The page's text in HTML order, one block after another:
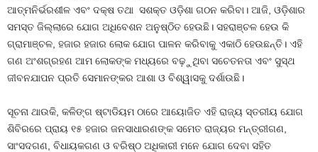
ଆତ୍ମନିର୍ଭରଶୀଳ ଏବଂ ଦକ୍ଷ ତଥା ସଶକ୍ତ ଓଡ଼ିଶା ଗଠନ କରିବା। ଆଜି, ଓଡ଼ିଶାର
ସମସ୍ତ ଜିଲ୍ଲାରେ ଯୋଗ ଅଧିବେଶନ ଅନୁଷ୍ଠିତ ହେଉଛି। ସହରାଞ୍ଚଳ ହେଉ କି
ଗ୍ରାମାଞ୍ଚଳ, ହଜାର ହଜାର ଲୋକ ଯୋଗ ପାଳନ କରିବାକୁ ଏକାଠି ହେଉଛନ୍ତି। ଏହି
ଗଣ ଅଂଶଗ୍ରହଣ ଆମ ଲୋକଙ୍କ ମଧ୍ୟରେ ବଢ଼ୁଥିବା ସଚେତନତା ଏବଂ ସୁସ୍ଥ
ଜୀବନଯାପନ ପ୍ରତି ସେମାନଙ୍କର ଆଶା ଓ ବିଶ୍ୱାସକୁ ଦର୍ଶାଉଛି।
ସୂଚନା ଥାଉକି, କଳିଙ୍ଗ ଷ୍ଟାଡିୟମ ଠାରେ ଆୟୋଜିତ ଏହି ରାଜ୍ୟ ସ୍ତରୀୟ ଯୋଗ
ଶିବିରରେ ପ୍ରାୟ ୧୫ ହଜାର ଜନସାଧାରଣଙ୍କ ସମେତ ରାଜ୍ୟର ମନ୍ତ୍ରୀଗଣ,
ସାଂସଦଗଣ, ବିଧାୟକଗଣ ଓ ବରିଷ୍ଠ ଅଧିକାରୀ ମନେ ଯୋଗ ଦେବା ସହିତ